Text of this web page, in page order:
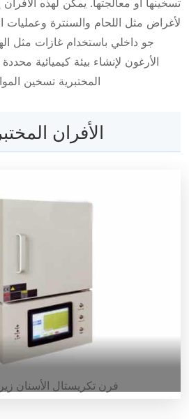
تسخينها أو معالجتها. يمكن لهذه
لأغراض مثل اللحام والسنترة وعمليات
جو داخلي باستخدام غازات مثل
الأرغون لإنشاء بيئة كيميائية
المختبرية تسخين المواد حتى 1700
الأفران
فرن تكريستال الأسنان